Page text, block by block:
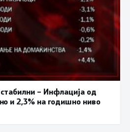
– Инфлација од
и 2,3% на годишно ниво